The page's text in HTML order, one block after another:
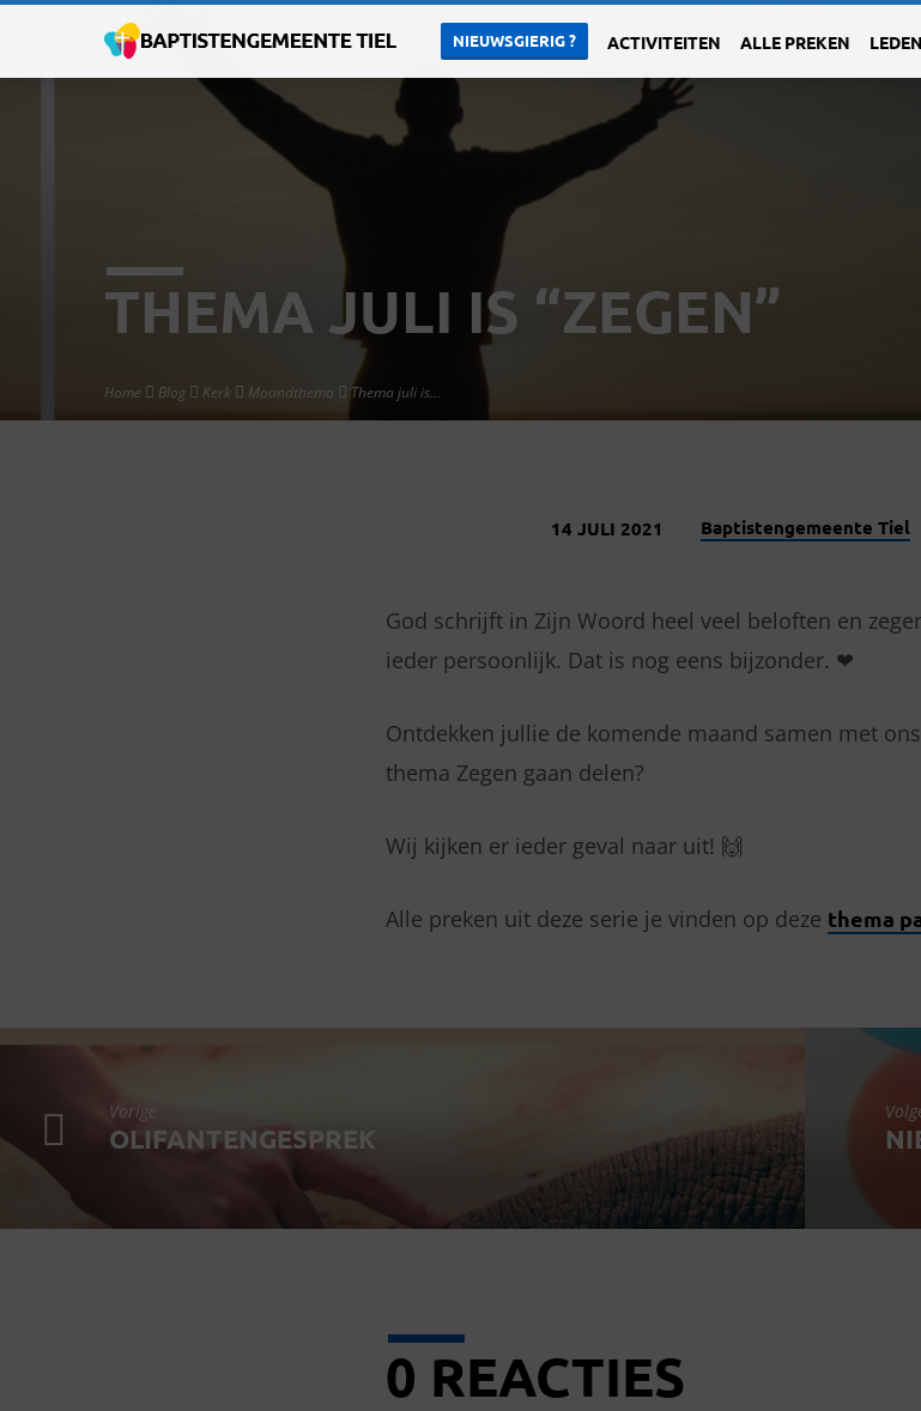
NIEUWSGIERIG ? ACTIVITEITEN ALLE PREKEN
THEMA JULI IS “ZEGEN”
Home Blog Kerk Maandthema Thema juli is…
14 JULI 2021 Baptistengemeente Tiel
God schrijft in Zijn Woord heel veel beloften en
ieder persoonlijk. Dat is nog eens bijzonder. ❤
Ontdekken jullie de komende maand samen met
thema Zegen gaan delen?
Wij kijken er ieder geval naar uit! 🙌
Alle preken uit deze serie je vinden op deze thema
Vorige
OLIFANTENGESPREK
0 REACTIES